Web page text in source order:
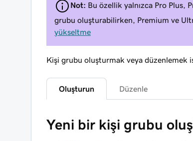
Not: Bu özellik yalnızca Pro Plus,
grubu oluşturabilirken, Premium ve
yükseltme
Kişi grubu oluşturmak veya düzenlemek
Oluşturun Düzenle
Yeni bir kişi grubu